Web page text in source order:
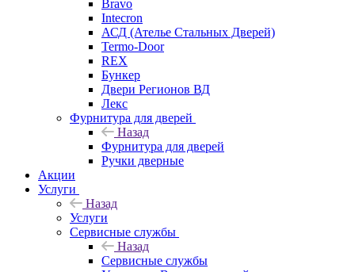
Bravo
Intecron
АСД (Ателье Стальных Дверей)
Termo-Door
REX
Бункер
Двери Регионов ВД
Лекс
Фурнитура для дверей
Назад
Фурнитура для дверей
Ручки дверные
Акции
Услуги
Назад
Услуги
Сервисные службы
Назад
Сервисные службы